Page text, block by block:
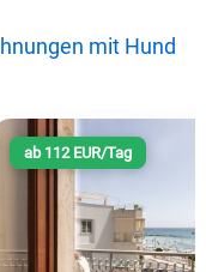
mit Hund
ab 112 EUR/Tag